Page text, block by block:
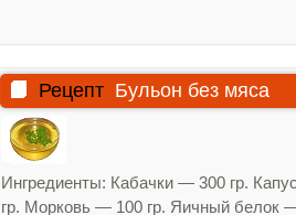
Рецепт Бульон без мяса
Ингредиенты: Кабачки — 300 гр.
гр. Морковь — 100 гр. Яичный белок